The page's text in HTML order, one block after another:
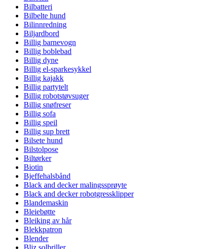
Bilbatteri
Bilbelte hund
Bilinnredning
Biljardbord
Billig barnevogn
Billig boblebad
Billig dyne
Billig el-sparkesykkel
Billig kajakk
Billig partytelt
Billig robotstøvsuger
Billig snøfreser
Billig sofa
Billig speil
Billig sup brett
Bilsete hund
Bilstolpose
Biltørker
Biotin
Bjeffehalsbånd
Black and decker malingssprøyte
Black and decker robotgressklipper
Blandemaskin
Bleiebøtte
Bleiking av hår
Blekkpatron
Blender
Bliz solbriller